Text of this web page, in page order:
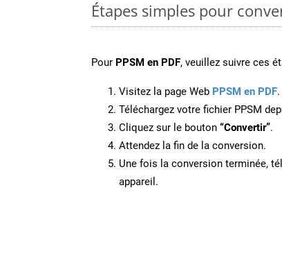
Étapes simples pour
Pour PPSM en PDF, veuillez suivre ces
Visitez la page Web PPSM en PDF.
Téléchargez votre fichier PPSM
Cliquez sur le bouton “Convertir”.
Attendez la fin de la conversion.
Une fois la conversion terminée,
appareil.